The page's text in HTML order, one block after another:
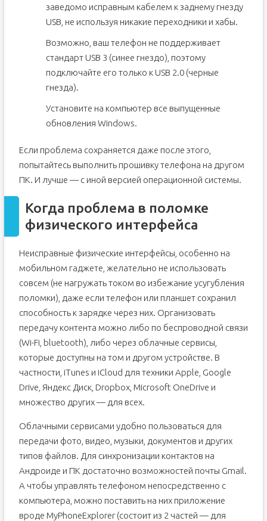
заведомо исправным кабелем к заднему гнезду
USB, не используя никакие переходники и хабы.
Возможно, ваш телефон не поддерживает
стандарт USB 3 (синее гнездо), поэтому
подключайте его только к USB 2.0 (черные
гнезда).
Установите на компьютер все выпущенные
обновления Windows.
Если проблема сохраняется даже после этого,
попытайтесь выполнить прошивку телефона на другом
ПК. И лучше — с иной версией операционной системы.
Когда проблема в поломке
физического интерфейса
Неисправные физические интерфейсы, особенно на
мобильном гаджете, желательно не использовать
совсем (не нагружать током во избежание усугубления
поломки), даже если телефон или планшет сохранил
способность к зарядке через них. Организовать
передачу контента можно либо по беспроводной связи
(Wi-Fi, bluetooth), либо через облачные сервисы,
которые доступны на том и другом устройстве. В
частности, iTunes и iCloud для техники Apple, Google
Drive, Яндекс Диск, Dropbox, Microsoft OneDrive и
множество других — для всех.
Облачными сервисами удобно пользоваться для
передачи фото, видео, музыки, документов и других
типов файлов. Для синхронизации контактов на
Андроиде и ПК достаточно возможностей почты Gmail.
А чтобы управлять телефоном непосредственно с
компьютера, можно поставить на них приложение
вроде MyPhoneExplorer (состоит из 2 частей — для